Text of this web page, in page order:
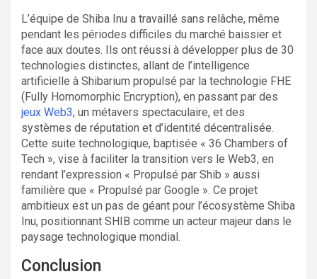
L’équipe de Shiba Inu a travaillé sans relâche, même
pendant les périodes difficiles du marché baissier et
face aux doutes. Ils ont réussi à développer plus de 30
technologies distinctes, allant de l’intelligence
artificielle à Shibarium propulsé par la technologie FHE
(Fully Homomorphic Encryption), en passant par des
jeux Web3, un métavers spectaculaire, et des
systèmes de réputation et d’identité décentralisée.
Cette suite technologique, baptisée « 36 Chambers of
Tech », vise à faciliter la transition vers le Web3, en
rendant l’expression « Propulsé par Shib » aussi
familière que « Propulsé par Google ». Ce projet
ambitieux est un pas de géant pour l’écosystème Shiba
Inu, positionnant SHIB comme un acteur majeur dans le
paysage technologique mondial.
Conclusion